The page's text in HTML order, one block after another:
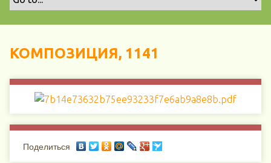
КОМПОЗИЦИЯ, 1141
Поделиться